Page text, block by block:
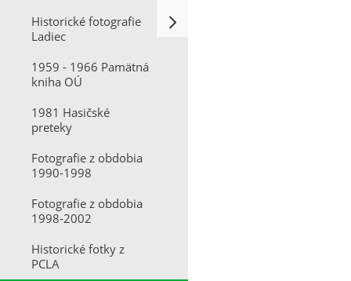
Historické fotografie
Ladiec
1959 - 1966 Pamätná
kniha OÚ
1981 Hasičské
preteky
Fotografie z obdobia
1990-1998
Fotografie z obdobia
1998-2002
Historické fotky z
PCLA